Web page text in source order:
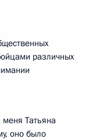
различных
Татьяна
оно было